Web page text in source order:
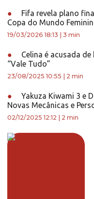
●
Fifa revela plano
Copa do Mundo
19/03/2026 18:13 3 min
●
Celina é acusada
“Vale Tudo”
23/08/2025 10:55 2 min
●
Yakuza Kiwami 3 e
Novas Mecânicas e
02/12/2025 12:12 2 min